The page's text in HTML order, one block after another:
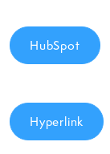
HubSpot
Hyperlink